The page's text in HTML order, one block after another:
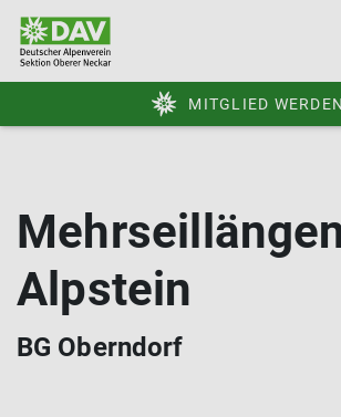
MITGLIED WERDEN
Alpstein
BG Oberndorf